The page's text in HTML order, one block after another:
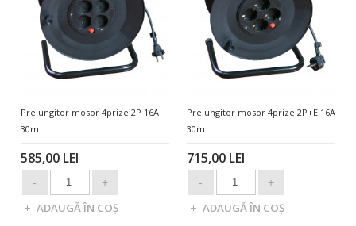
Prelungitor mosor 4prize 2P 16A
30m
585,00 LEI
Prelungitor mosor 4prize 2P+E 16A
30m
715,00 LEI